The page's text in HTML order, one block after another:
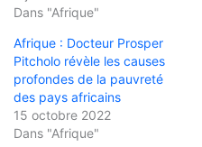
Dans "Afrique"
Afrique : Docteur Prosper
Pitcholo révèle les causes
profondes de la pauvreté
des pays africains
15 octobre 2022
Dans "Afrique"